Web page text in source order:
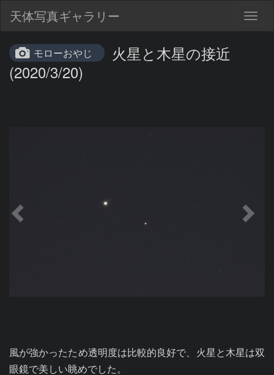
天体写真ギャラリー
モローおやじ
火星と木星の接近
(2020/3/20)
風が強かったため透明度は比較的良好で、火星と木星は双
眼鏡で美しい眺めでした。